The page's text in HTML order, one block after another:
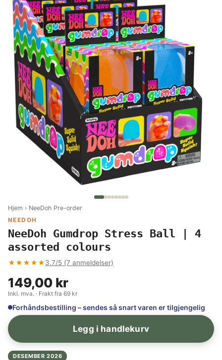
Hjem › NeeDoh Pre-order
NEEDOH
NeeDoh Gumdrop Stress Ball | 4
assorted colours
3.7/5 (7 anmeldelser)
149,00 kr
Inkl. mva. · Frakt fra 69 kr
Forhåndsbestilling – sendes så snart varen er tilgjengelig
Legg i handlekurv
DESEMBER 2026